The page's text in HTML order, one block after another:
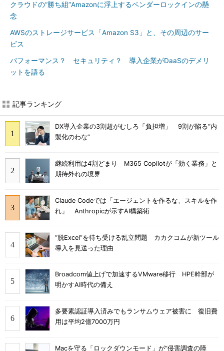
クラウドの“勝ち組”Amazonに浮上するベンダーロックインの懸
念
AWSのストレージサービス「Amazon S3」と、その周辺のサー
ビス
パフォーマンス？ セキュリティ？ 導入企業がDaaSのデメリ
ットを語る
記事ランキング
DX導入企業の3割超がむしろ「負担増」 9割が陥る“内
製化のわな”
継続利用は4割どまり M365 Copilotが「効く業務」と
期待外れの境界
Claude Codeでは「エージェントを作るな、スキルを作
れ」 Anthropicが示すAI構築術
“脱Excel”を待ち受ける乱立問題 カカクコムが新ツール
導入を見送った理由
Broadcom値上げで加速するVMware移行 HPE幹部が
明かすAI時代の備え
多要素認証導入済みでもランサムウェア被害に 復旧費
用は平均2億7000万円
Macを守る「ロックダウンモード」が“侵害調査の障